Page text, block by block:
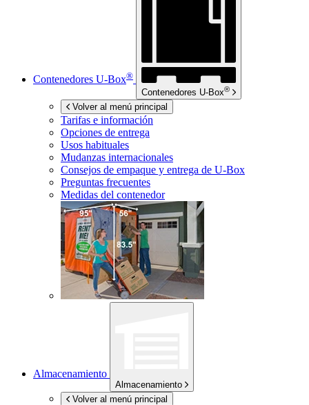
Contenedores U-Box®
Contenedores U-Box®
Volver al menú principal
Tarifas e información
Opciones de entrega
Usos habituales
Mudanzas internacionales
Consejos de empaque y entrega de U-Box
Preguntas frecuentes
Medidas del contenedor
Almacenamiento
Almacenamiento
Volver al menú principal